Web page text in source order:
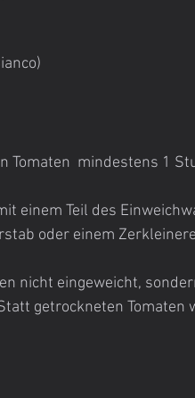
Tomaten  mindestens 1
einem Teil des
oder einem
nicht eingeweicht,
getrockneten Tomaten